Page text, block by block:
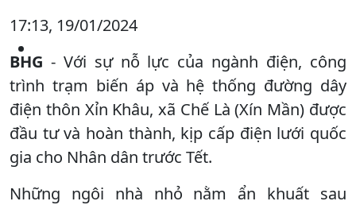
17:13, 19/01/2024
BHG - Với sự nỗ lực của ngành điện, công
trình trạm biến áp và hệ thống đường dây
điện thôn Xỉn Khâu, xã Chế Là (Xín Mần) được
đầu tư và hoàn thành, kịp cấp điện lưới quốc
gia cho Nhân dân trước Tết.
Những ngôi nhà nhỏ nằm ẩn khuất sau